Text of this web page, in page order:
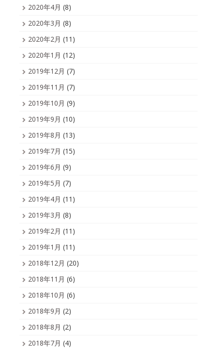
2020年4月 (8)
2020年3月 (8)
2020年2月 (11)
2020年1月 (12)
2019年12月 (7)
2019年11月 (7)
2019年10月 (9)
2019年9月 (10)
2019年8月 (13)
2019年7月 (15)
2019年6月 (9)
2019年5月 (7)
2019年4月 (11)
2019年3月 (8)
2019年2月 (11)
2019年1月 (11)
2018年12月 (20)
2018年11月 (6)
2018年10月 (6)
2018年9月 (2)
2018年8月 (2)
2018年7月 (4)